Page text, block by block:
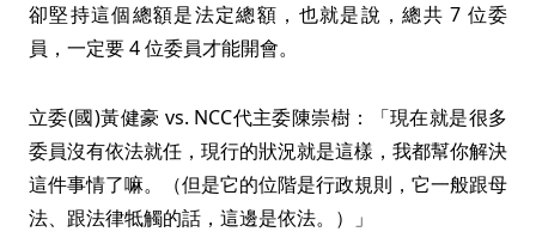
卻堅持這個總額是法定總額，也就是說，總共 7 位委
員，一定要 4 位委員才能開會。
立委(國)黃健豪 vs. NCC代主委陳崇樹：「現在就是很多
委員沒有依法就任，現行的狀況就是這樣，我都幫你解決
這件事情了嘛。（但是它的位階是行政規則，它一般跟母
法、跟法律牴觸的話，這邊是依法。）」